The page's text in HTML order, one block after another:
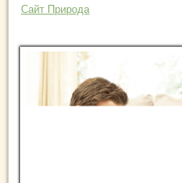
Сайт Природа